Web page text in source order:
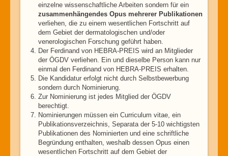
einzelne wissenschaftliche Arbeiten sondern für ein
zusammenhängendes Opus mehrerer Publikationen
verliehen, die zu einem wesentlichen Fortschritt auf
dem Gebiet der dermatologischen und/oder
venerologischen Forschung geführt haben.
Der Ferdinand von HEBRA-PREIS wird an Mitglieder
der ÖGDV verliehen. Ein und dieselbe Person kann nur
einmal den Ferdinand von HEBRA-PREIS erhalten.
Die Kandidatur erfolgt nicht durch Selbstbewerbung
sondern durch Nominierung.
Zur Nominierung ist jedes Mitglied der ÖGDV
berechtigt.
Nominierungen müssen ein Curriculum vitae, ein
Publikationsverzeichnis, Separata der 5-10 wichtigsten
Publikationen des Nominierten und eine schriftliche
Begründung enthalten, weshalb dessen Opus einen
wesentlichen Fortschritt auf dem Gebiet der